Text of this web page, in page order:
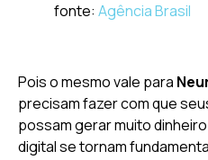
fonte: Agência Brasil
Pois o mesmo vale para
precisam fazer com que
possam gerar muito
digital se tornam